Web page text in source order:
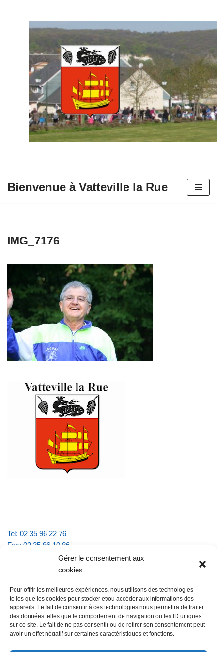
Gérer le consentement aux
cookies
Pour offrir les meilleures expériences, nous utilisons des technologies
telles que les cookies pour stocker et/ou accéder aux informations des
appareils. Le fait de consentir à ces technologies nous permettra de traiter
des données telles que le comportement de navigation ou les ID uniques
sur ce site. Le fait de ne pas consentir ou de retirer son consentement peut
avoir un effet négatif sur certaines caractéristiques et fonctions.
contenu
Bienvenue à Vatteville la Rue
IMG_7176
Tel: 02 35 96 22 76
Fax: 02 35 96 10 86
Email : mairie.vattevillelarue@wanadoo.fr
lundi et jeudi de 9h à 11h30
mardi et vendredi de 16h à 18h30